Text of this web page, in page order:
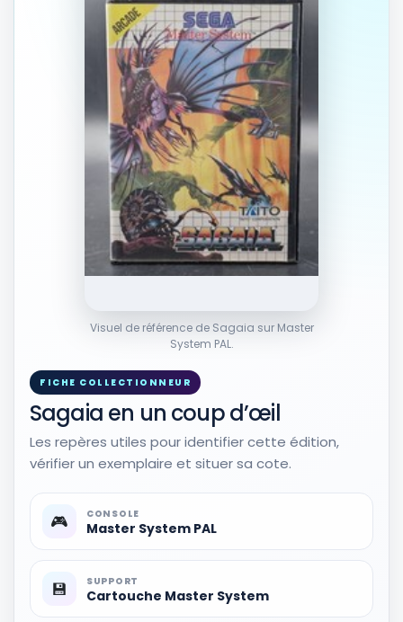
Visuel de référence de Sagaia sur Master
System PAL.
FICHE COLLECTIONNEUR
Sagaia en un coup d’œil
Les repères utiles pour identifier cette édition,
vérifier un exemplaire et situer sa cote.
🎮 CONSOLE
Master System PAL
💾 SUPPORT
Cartouche Master System